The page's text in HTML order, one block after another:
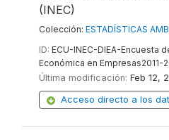
(INEC)
Colección: ESTADÍSTICAS
ID: ECU-INEC-DIEA-Encuesta
Económica en Empresas2011-
Última modificación: Feb 12,
Acceso directo a los